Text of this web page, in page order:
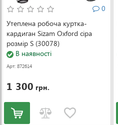
0
Утеплена робоча куртка-
кардиган Sizam Oxford сіра
розмір S (30078)
В наявності
Арт: 872614
1 300 грн.